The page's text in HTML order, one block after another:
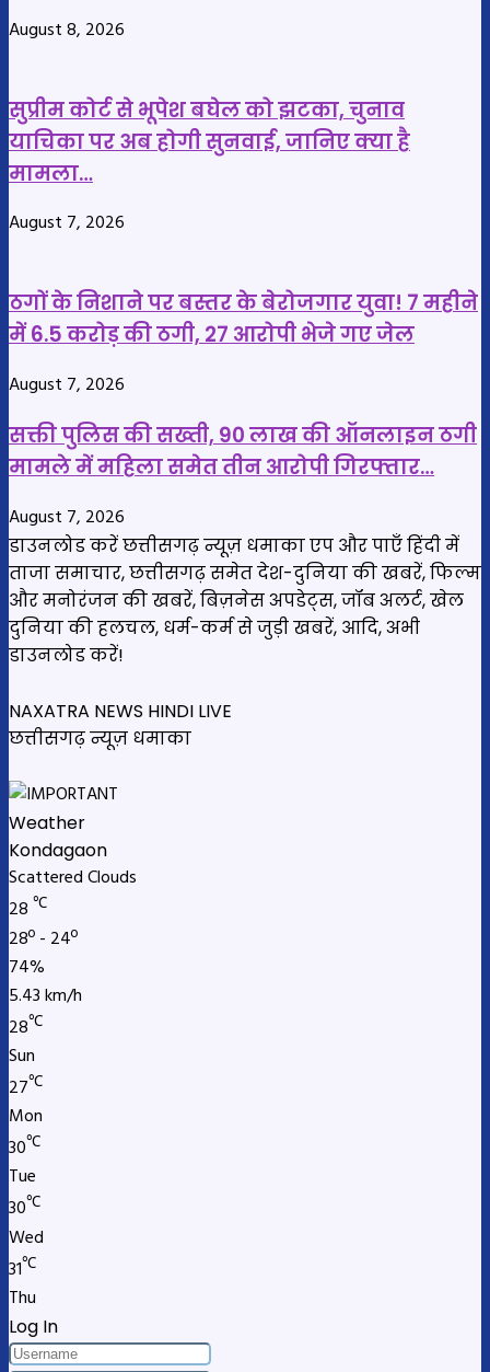
मामला
की
गांव
में
मातम
August 8, 2026
सुप्रीम कोर्ट से भूपेश बघेल को झटका, चुनाव
याचिका पर अब होगी सुनवाई, जानिए क्या है
मामला…
August 7, 2026
ठगों के निशाने पर बस्तर के बेरोजगार युवा! 7 महीने
में 6.5 करोड़ की ठगी, 27 आरोपी भेजे गए जेल
August 7, 2026
सक्ती पुलिस की सख्ती, 90 लाख की ऑनलाइन ठगी
मामले में महिला समेत तीन आरोपी गिरफ्तार…
August 7, 2026
डाउनलोड करें छत्तीसगढ़ न्यूज़ धमाका एप और पाएँ हिंदी में
ताजा समाचार, छत्तीसगढ़ समेत देश-दुनिया की खबरें, फिल्म
और मनोरंजन की खबरें, बिज़नेस अपडेट्स, जॉब अलर्ट, खेल
दुनिया की हलचल, धर्म-कर्म से जुड़ी खबरें, आदि, अभी
डाउनलोड करें!
NAXATRA NEWS HINDI LIVE
छत्तीसगढ़ न्यूज़ धमाका
Weather
Kondagaon
Scattered Clouds
28 ℃
28º - 24º
74%
5.43 km/h
28℃
Sun
27℃
Mon
30℃
Tue
30℃
Wed
31℃
Thu
Log In